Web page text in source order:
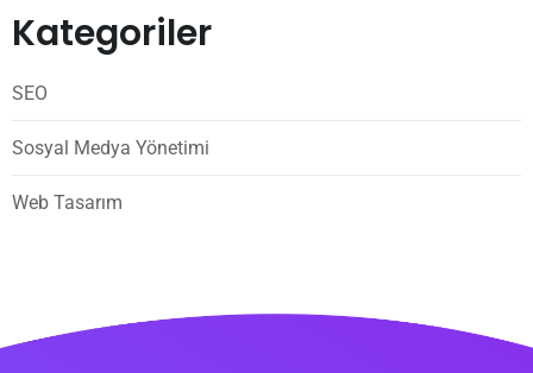
Kategoriler
SEO
Sosyal Medya Yönetimi
Web Tasarım